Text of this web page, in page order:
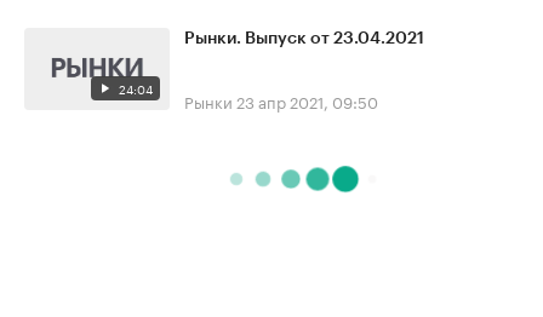
24:04
Рынки. Выпуск от 23.04.2021
Рынки 23 апр 2021, 09:50